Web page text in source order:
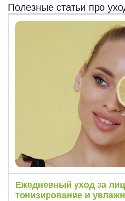
Полезные статьи про
Ежедневный уход за
тонизирование и